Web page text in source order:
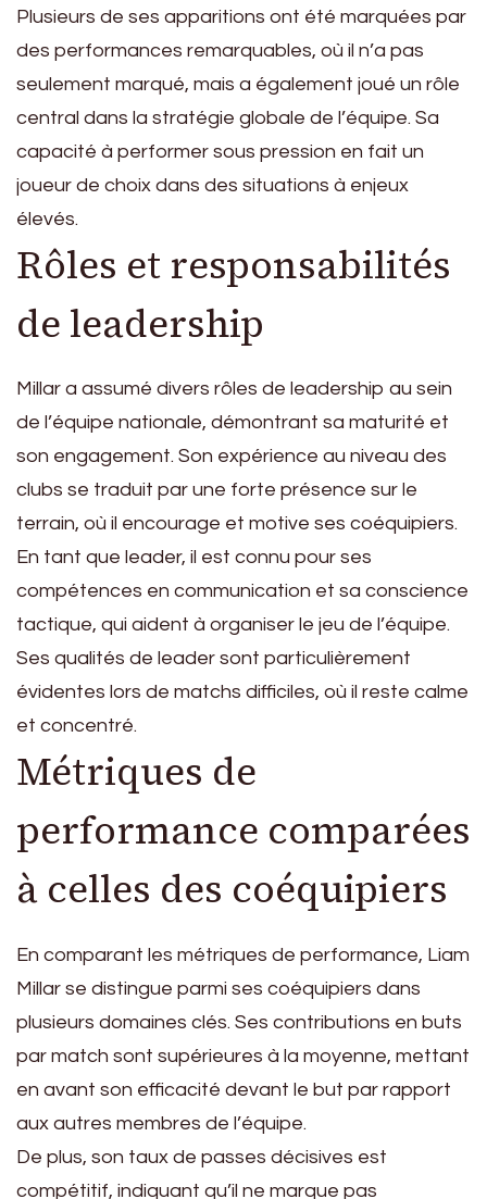
Plusieurs de ses apparitions ont été marquées par
des performances remarquables, où il n’a pas
seulement marqué, mais a également joué un rôle
central dans la stratégie globale de l’équipe. Sa
capacité à performer sous pression en fait un
joueur de choix dans des situations à enjeux
élevés.
Rôles et responsabilités
de leadership
Millar a assumé divers rôles de leadership au sein
de l’équipe nationale, démontrant sa maturité et
son engagement. Son expérience au niveau des
clubs se traduit par une forte présence sur le
terrain, où il encourage et motive ses coéquipiers.
En tant que leader, il est connu pour ses
compétences en communication et sa conscience
tactique, qui aident à organiser le jeu de l’équipe.
Ses qualités de leader sont particulièrement
évidentes lors de matchs difficiles, où il reste calme
et concentré.
Métriques de
performance comparées
à celles des coéquipiers
En comparant les métriques de performance, Liam
Millar se distingue parmi ses coéquipiers dans
plusieurs domaines clés. Ses contributions en buts
par match sont supérieures à la moyenne, mettant
en avant son efficacité devant le but par rapport
aux autres membres de l’équipe.
De plus, son taux de passes décisives est
compétitif, indiquant qu’il ne marque pas